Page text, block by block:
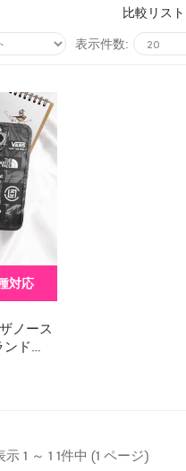
比較リス
表示件数:
対応
ノース
ンド
アイ
示 1 ～ 1 1件中 (1 ページ)